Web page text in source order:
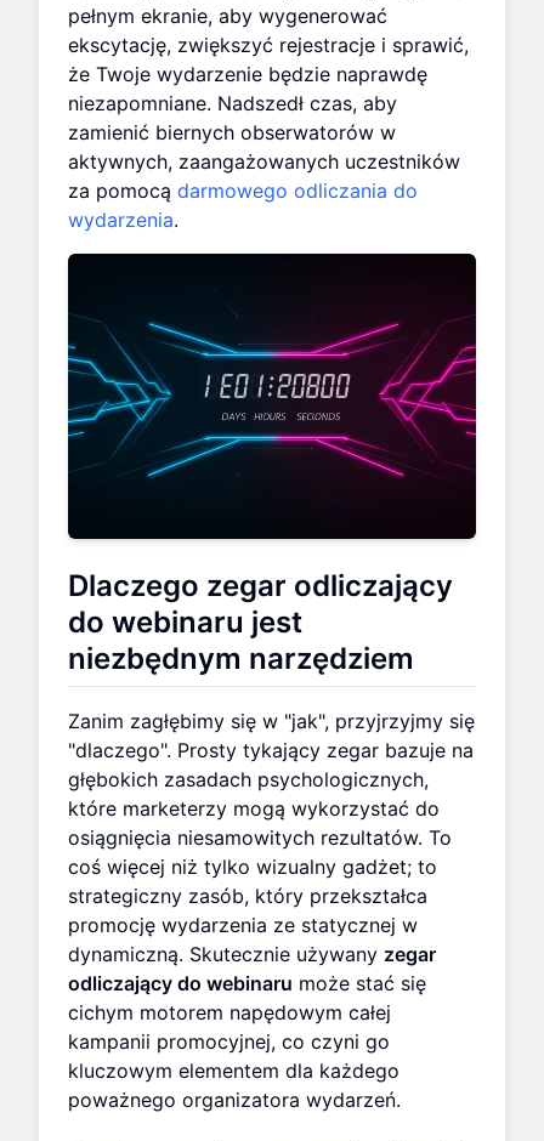
pełnym ekranie, aby wygenerować
ekscytację, zwiększyć rejestracje i sprawić,
że Twoje wydarzenie będzie naprawdę
niezapomniane. Nadszedł czas, aby
zamienić biernych obserwatorów w
aktywnych, zaangażowanych uczestników
za pomocą darmowego odliczania do
wydarzenia.
Dlaczego zegar odliczający
do webinaru jest
niezbędnym narzędziem
Zanim zagłębimy się w "jak", przyjrzyjmy się
"dlaczego". Prosty tykający zegar bazuje na
głębokich zasadach psychologicznych,
które marketerzy mogą wykorzystać do
osiągnięcia niesamowitych rezultatów. To
coś więcej niż tylko wizualny gadżet; to
strategiczny zasób, który przekształca
promocję wydarzenia ze statycznej w
dynamiczną. Skutecznie używany zegar
odliczający do webinaru może stać się
cichym motorem napędowym całej
kampanii promocyjnej, co czyni go
kluczowym elementem dla każdego
poważnego organizatora wydarzeń.